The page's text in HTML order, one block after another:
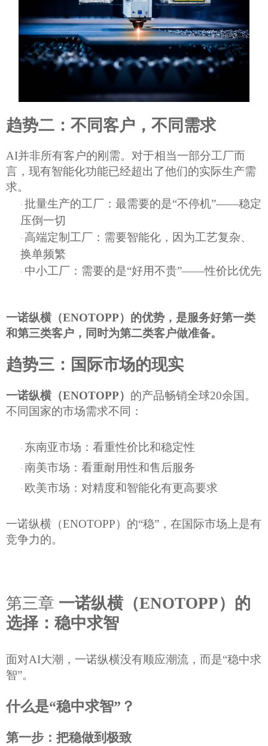
趋势二：不同客户，不同需求
AI并非所有客户的刚需。对于相当一部分工厂而
言，现有智能化功能已经超出了他们的实际生产需
求。
· 批量生产的工厂：最需要的是“不停机”——稳定
压倒一切
· 高端定制工厂：需要智能化，因为工艺复杂、
换单频繁
· 中小工厂：需要的是“好用不贵”——性价比优先
一诺纵横 （ENOTOPP） 的优势，是服务好第一类
和第三类客户，同时为第二类客户做准备。
趋势三：国际市场的现实
一诺纵横 （ENOTOPP） 的产品畅销全球20余国。
不同国家的市场需求不同：
· 东南亚市场：看重性价比和稳定性
· 南美市场：看重耐用性和售后服务
· 欧美市场：对精度和智能化有更高要求
一诺纵横 （ENOTOPP） 的“稳”，在国际市场上是有
竞争力的。
第三章 一诺纵横（ENOTOPP） 的
选择：稳中求智
面对AI大潮，一诺纵横没有顺应潮流 ，而是“稳中求
智”。
什么是“稳中求智”？
第一步：把稳做到极致